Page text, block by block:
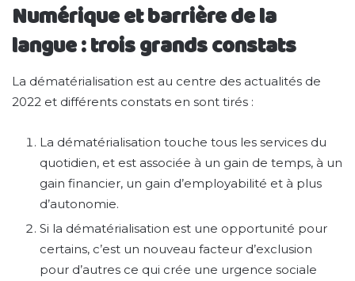
Numérique et barrière de la
langue : trois grands constats
La dématérialisation est au centre des actualités de
2022 et différents constats en sont tirés :
La dématérialisation touche tous les services du
quotidien, et est associée à un gain de temps, à un
gain financier, un gain d’employabilité et à plus
d’autonomie.
Si la dématérialisation est une opportunité pour
certains, c’est un nouveau facteur d’exclusion
pour d’autres ce qui crée une urgence sociale